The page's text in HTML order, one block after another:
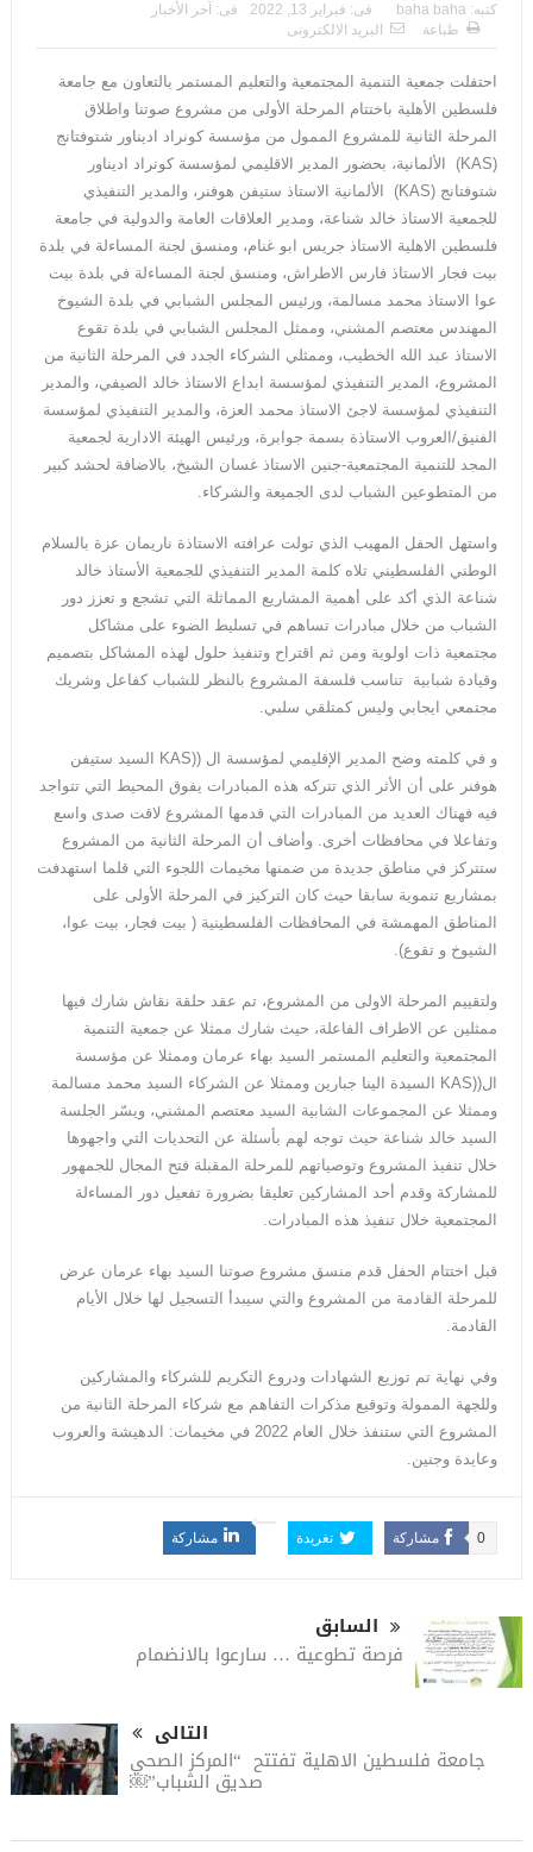
كتبه: baha baha فى: فبراير 13, 2022 فى: آخر الأخبار
طباعة
البريد الالكترونى
احتفلت جمعية التنمية المجتمعية والتعليم المستمر بالتعاون مع جامعة
فلسطين الأهلية باختتام المرحلة الأولى من مشروع صوتنا واطلاق
المرحلة الثانية للمشروع الممول من مؤسسة كونراد اديناور شتوفتانج
(KAS) الألمانية، بحضور المدير الاقليمي لمؤسسة كونراد اديناور
شتوفتانج (KAS) الألمانية الاستاذ ستيفن هوفنر، والمدير التنفيذي
للجمعية الاستاذ خالد شناعة، ومدير العلاقات العامة والدولية في جامعة
فلسطين الاهلية الاستاذ جريس ابو غنام، ومنسق لجنة المساءلة في بلدة
بيت فجار الاستاذ فارس الاطراش، ومنسق لجنة المساءلة في بلدة بيت
عوا الاستاذ محمد مسالمة، ورئيس المجلس الشبابي في بلدة الشيوخ
المهندس معتصم المشني، وممثل المجلس الشبابي في بلدة تقوع
الاستاذ عبد الله الخطيب، وممثلي الشركاء الجدد في المرحلة الثانية من
المشروع، المدير التنفيذي لمؤسسة ابداع الاستاذ خالد الصيفي، والمدير
التنفيذي لمؤسسة لاجئ الاستاذ محمد العزة، والمدير التنفيذي لمؤسسة
الفنيق/العروب الاستاذة بسمة جوابرة، ورئيس الهيئة الادارية لجمعية
المجد للتنمية المجتمعية-جنين الاستاذ غسان الشيخ، بالاضافة لحشد كبير
من المتطوعين الشباب لدى الجميعة والشركاء.
واستهل الحفل المهيب الذي تولت عرافته الاستاذة ناريمان عزة بالسلام
الوطني الفلسطيني تلاه كلمة المدير التنفيذي للجمعية الأستاذ خالد
شناعة الذي أكد على أهمية المشاريع المماثلة التي تشجع و تعزز دور
الشباب من خلال مبادرات تساهم في تسليط الضوء على مشاكل
مجتمعية ذات اولوية ومن ثم اقتراح وتنفيذ حلول لهذه المشاكل بتصميم
وقيادة شبابية تناسب فلسفة المشروع بالنظر للشباب كفاعل وشريك
مجتمعي ايجابي وليس كمتلقي سلبي.
و في كلمته وضح المدير الإقليمي لمؤسسة ال ((KAS السيد ستيفن
هوفنر على أن الأثر الذي تتركه هذه المبادرات يفوق المحيط التي تتواجد
فيه فهناك العديد من المبادرات التي قدمها المشروع لاقت صدى واسع
وتفاعلا في محافظات أخرى. وأضاف أن المرحلة الثانية من المشروع
ستتركز في مناطق جديدة من ضمنها مخيمات اللجوء التي قلما استهدفت
بمشاريع تنموية سابقا حيث كان التركيز في المرحلة الأولى على
المناطق المهمشة في المحافظات الفلسطينية ( بيت فجار، بيت عوا،
الشيوخ و تقوع).
ولتقييم المرحلة الاولى من المشروع، تم عقد حلقة نقاش شارك فيها
ممثلين عن الاطراف الفاعلة، حيث شارك ممثلا عن جمعية التنمية
المجتمعية والتعليم المستمر السيد بهاء عرمان وممثلا عن مؤسسة
ال((KAS السيدة الينا جبارين وممثلا عن الشركاء السيد محمد مسالمة
وممثلا عن المجموعات الشابية السيد معتصم المشني، ويسّر الجلسة
السيد خالد شناعة حيث توجه لهم بأسئلة عن التحديات التي واجهوها
خلال تنفيذ المشروع وتوصياتهم للمرحلة المقبلة فتح المجال للجمهور
للمشاركة وقدم أحد المشاركين تعليقا بضرورة تفعيل دور المساءلة
المجتمعية خلال تنفيذ هذه المبادرات.
قبل اختتام الحفل قدم منسق مشروع صوتنا السيد بهاء عرمان عرض
للمرحلة القادمة من المشروع والتي سيبدأ التسجيل لها خلال الأيام
القادمة.
وفي نهاية تم توزيع الشهادات ودروع التكريم للشركاء والمشاركين
وللجهة الممولة وتوقيع مذكرات التفاهم مع شركاء المرحلة الثانية من
المشروع التي ستنفذ خلال العام 2022 في مخيمات: الدهيشة والعروب
وعايدة وجنين.
مشاركة 0 تغريدة مشاركة
السابق
فرصة تطوعية … سارعوا بالانضمام
التالى
جامعة فلسطين الاهلية تفتتح “المركز الصحي
صديق الشباب”￼